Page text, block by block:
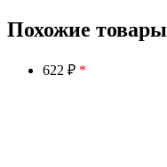
Похожие товары
622 ₽ *